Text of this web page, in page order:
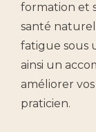
formation et
santé
fatigue sous
ainsi un
améliorer
praticien.